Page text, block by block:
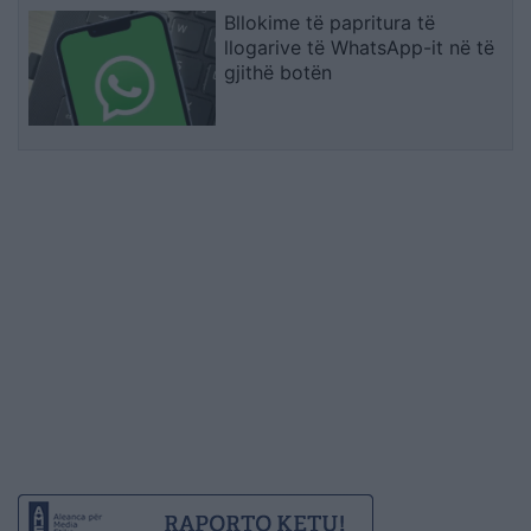
Bllokime të papritura të
llogarive të WhatsApp-it në të
gjithë botën